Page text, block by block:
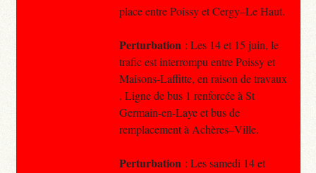
place entre Poissy et Cergy–Le Haut.
Perturbation : Les 14 et 15 juin, le
trafic est interrompu entre Poissy et
Maisons-Laffitte, en raison de travaux
. Ligne de bus 1 renforcée à St
Germain-en-Laye et bus de
remplacement à Achères–Ville.
Perturbation : Les samedi 14 et